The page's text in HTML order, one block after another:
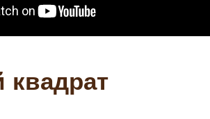
квадрат